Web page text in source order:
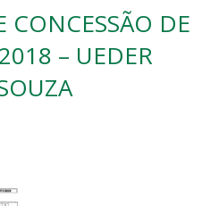
CONCESSÃO DE
– UEDER